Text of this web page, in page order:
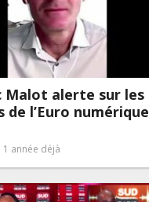
Malot alerte sur les
de l’Euro numérique
1 année déjà